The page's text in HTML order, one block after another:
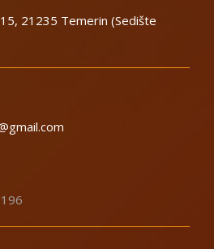
21235 Temerin (Sedište